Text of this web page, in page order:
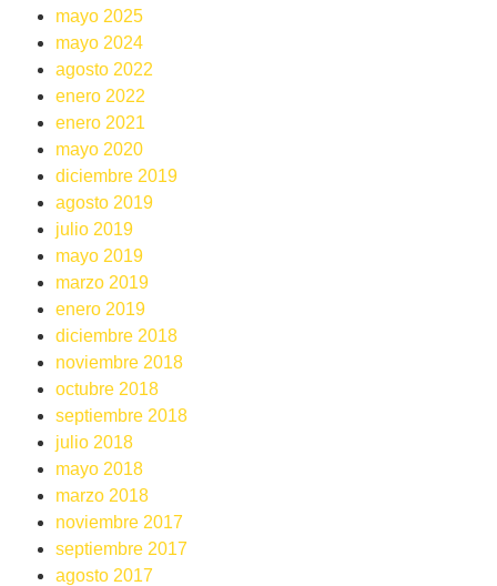
mayo 2025
mayo 2024
agosto 2022
enero 2022
enero 2021
mayo 2020
diciembre 2019
agosto 2019
julio 2019
mayo 2019
marzo 2019
enero 2019
diciembre 2018
noviembre 2018
octubre 2018
septiembre 2018
julio 2018
mayo 2018
marzo 2018
noviembre 2017
septiembre 2017
agosto 2017